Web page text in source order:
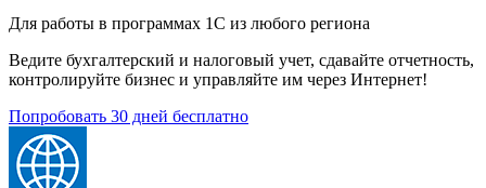
Для работы в программах 1С из любого региона
Ведите бухгалтерский и налоговый учет, сдавайте отчетность,
контролируйте бизнес и управляйте им через Интернет!
Попробовать 30 дней бесплатно